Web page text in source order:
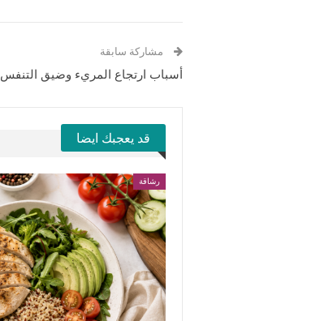
مشاركة سابقة
أسباب ارتجاع المريء وضيق التنفس
قد يعجبك ايضا
رشاقة